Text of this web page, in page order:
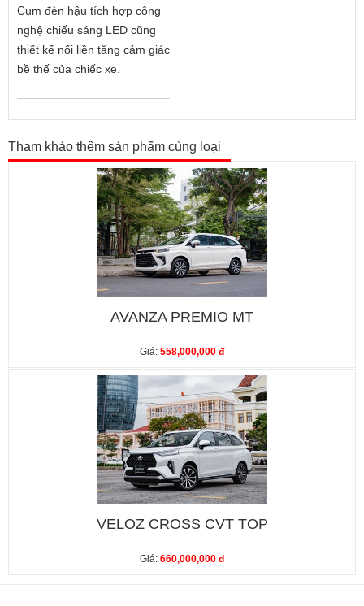
Cụm đèn hậu tích hợp công
nghệ chiếu sáng LED cũng
thiết kế nối liền tăng cảm giác
bề thế của chiếc xe.
Tham khảo thêm sản phẩm cùng loại
AVANZA PREMIO MT
Giá: 558,000,000 đ
VELOZ CROSS CVT TOP
Giá: 660,000,000 đ